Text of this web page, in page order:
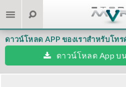
ดาวน์โหลด APP ของเราสำหรับโท
ดาวน์โหลด App